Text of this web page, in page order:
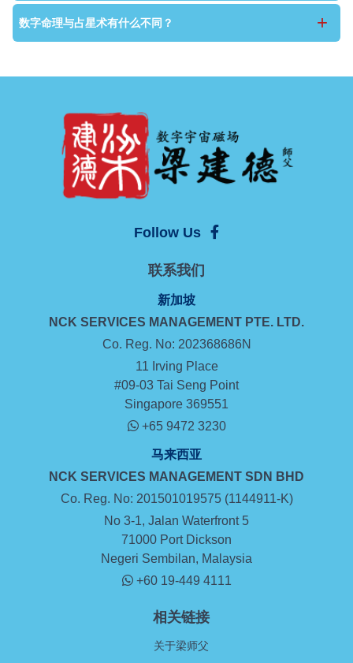
数字命理与占星术有什么不同？ +
Follow Us
联系我们
新加坡
NCK SERVICES MANAGEMENT PTE. LTD.
Co. Reg. No: 202368686N
11 Irving Place
#09-03 Tai Seng Point
Singapore 369551
+65 9472 3230
马来西亚
NCK SERVICES MANAGEMENT SDN BHD
Co. Reg. No: 201501019575 (1144911-K)
No 3-1, Jalan Waterfront 5
71000 Port Dickson
Negeri Sembilan, Malaysia
+60 19-449 4111
相关链接
关于梁师父